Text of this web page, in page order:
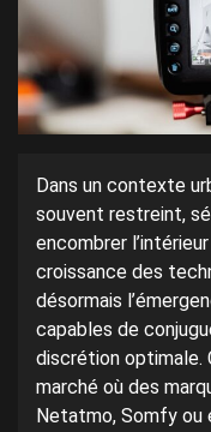
Dans un contexte
souvent restreint,
encombrer
croissance des
désormais
capables de
discrétion optimale.
marché où des
Netatmo, Somfy ou